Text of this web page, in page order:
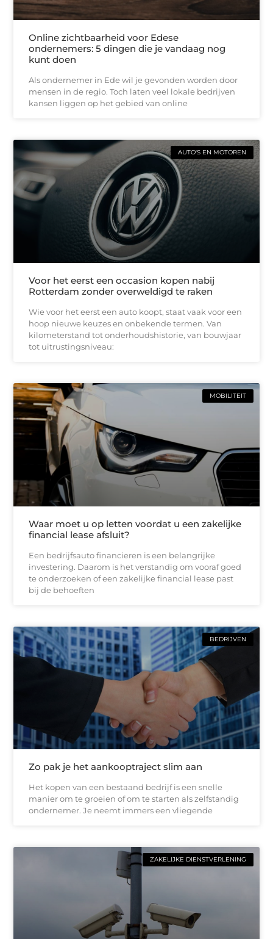
Online zichtbaarheid voor Edese
ondernemers: 5 dingen die je vandaag nog
kunt doen
Als ondernemer in Ede wil je gevonden worden door
mensen in de regio. Toch laten veel lokale bedrijven
kansen liggen op het gebied van online
AUTO'S EN MOTOREN
Voor het eerst een occasion kopen nabij
Rotterdam zonder overweldigd te raken
Wie voor het eerst een auto koopt, staat vaak voor een
hoop nieuwe keuzes en onbekende termen. Van
kilometerstand tot onderhoudshistorie, van bouwjaar
tot uitrustingsniveau:
MOBILITEIT
Waar moet u op letten voordat u een zakelijke
financial lease afsluit?
Een bedrijfsauto financieren is een belangrijke
investering. Daarom is het verstandig om vooraf goed
te onderzoeken of een zakelijke financial lease past
bij de behoeften
BEDRIJVEN
Zo pak je het aankooptraject slim aan
Het kopen van een bestaand bedrijf is een snelle
manier om te groeien of om te starten als zelfstandig
ondernemer. Je neemt immers een vliegende
ZAKELIJKE DIENSTVERLENING